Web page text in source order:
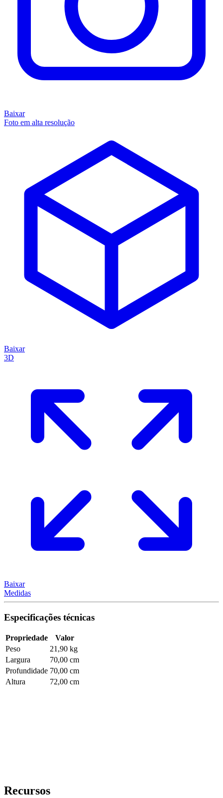
Baixar
Foto em alta resolução
Baixar
3D
Baixar
Medidas
Especificações técnicas
Propriedade
Valor
Peso
21,90 kg
Largura
70,00 cm
Profundidade 70,00 cm
Altura
72,00 cm
Recursos